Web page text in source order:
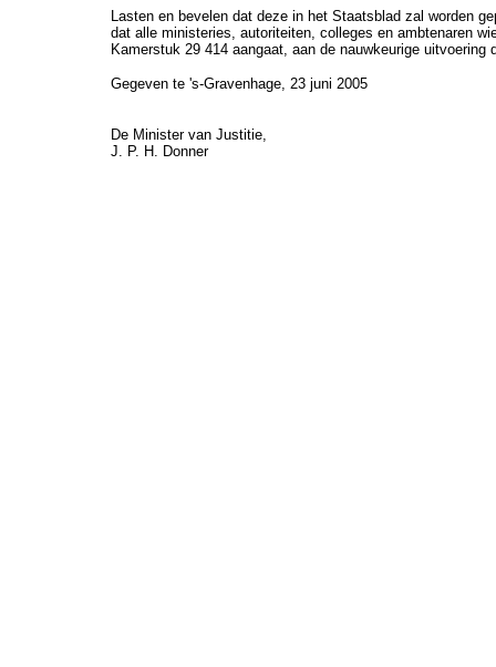
Lasten en bevelen dat deze in het Staatsblad zal worden
dat alle ministeries, autoriteiten, colleges en ambtenaren
Kamerstuk 29 414 aangaat, aan de nauwkeurige uitvoering
Gegeven te 's-Gravenhage, 23 juni 2005
De Minister van Justitie,
J. P. H. Donner